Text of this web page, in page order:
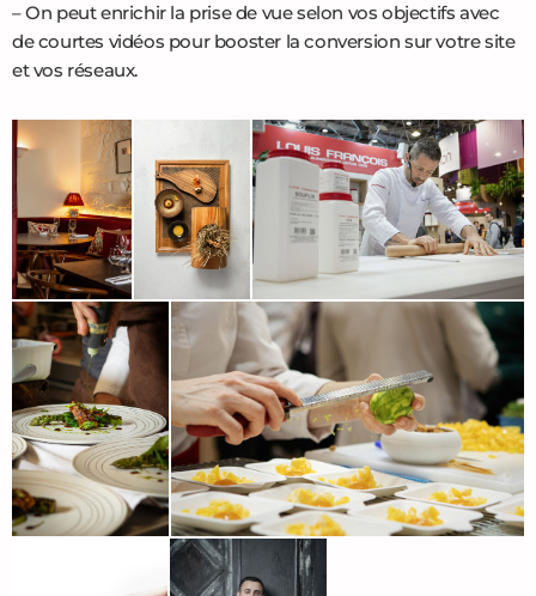
– On peut enrichir la prise de vue selon vos objectifs avec
de courtes vidéos pour booster la conversion sur votre site
et vos réseaux.